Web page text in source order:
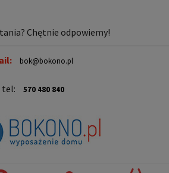
Chętnie odpowiemy!
bok@bokono.pl
tel: 570 480 840